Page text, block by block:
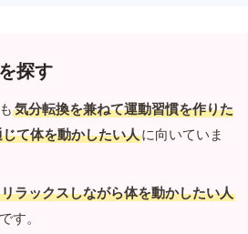
探す
気分転換を兼ねて運動習慣を作りた
て体を動かしたい人に向いていま
リラックスしながら体を動かしたい人
す。